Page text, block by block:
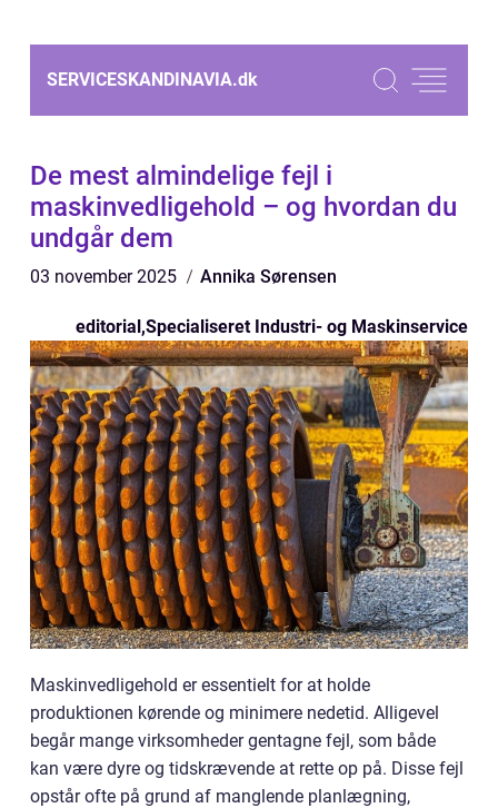
SERVICESKANDINAVIA.dk
De mest almindelige fejl i
maskinvedligehold – og hvordan du
undgår dem
03 november 2025 Annika Sørensen
editorial,Specialiseret Industri- og Maskinservice
Maskinvedligehold er essentielt for at holde
produktionen kørende og minimere nedetid. Alligevel
begår mange virksomheder gentagne fejl, som både
kan være dyre og tidskrævende at rette op på. Disse fejl
opstår ofte på grund af manglende planlægning,